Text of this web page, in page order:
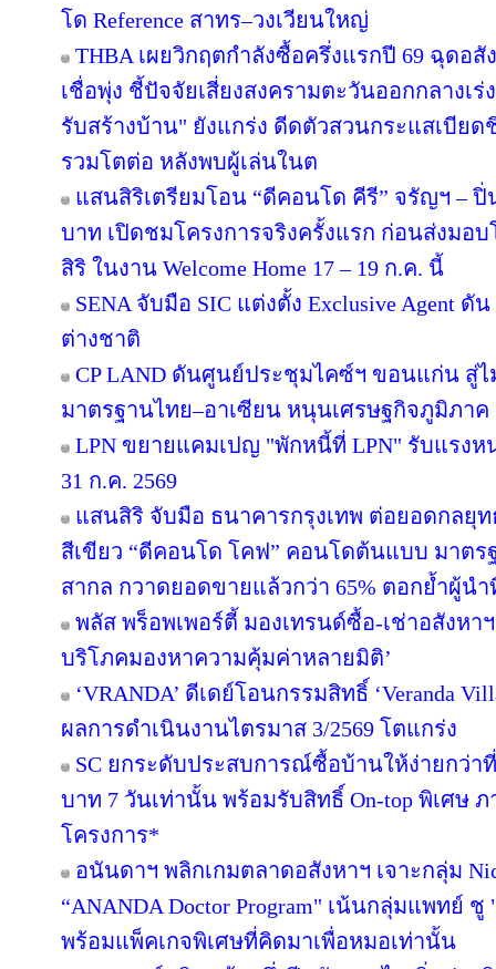
โด Reference สาทร–วงเวียนใหญ่
THBA เผยวิกฤตกำลังซื้อครึ่งแรกปี 69 ฉุดอ
เชื่อพุ่ง ชี้ปัจจัยเสี่ยงสงครามตะวันออกกลางเ
รับสร้างบ้าน" ยังแกร่ง ดีดตัวสวนกระแสเบีย
รวมโตต่อ หลังพบผู้เล่นในต
แสนสิริเตรียมโอน “ดีคอนโด คีรี” จรัญฯ – ปิ่
บาท เปิดชมโครงการจริงครั้งแรก ก่อนส่งม
สิริ ในงาน Welcome Home 17 – 19 ก.ค. นี้
SENA จับมือ SIC แต่งตั้ง Exclusive Agent ดั
ต่างชาติ
CP LAND ดันศูนย์ประชุมไคซ์ฯ ขอนแก่น สู่
มาตรฐานไทย–อาเซียน หนุนเศรษฐกิจภูมิภาค
LPN ขยายแคมเปญ "พักหนี้ที่ LPN" รับแรง
31 ก.ค. 2569
แสนสิริ จับมือ ธนาคารกรุงเทพ ต่อยอดกลยุ
สีเขียว “ดีคอนโด โคฟ” คอนโดต้นแบบ มาต
สากล กวาดยอดขายแล้วกว่า 65% ตอกย้ำผู้น
พลัส พร็อพเพอร์ตี้ มองเทรนด์ซื้อ-เช่าอสังหา
บริโภคมองหาความคุ้มค่าหลายมิติ’
‘VRANDA’ ดีเดย์โอนกรรมสิทธิ์ ‘Veranda
ผลการดำเนินงานไตรมาส 3/2569 โตแกร่ง
SC ยกระดับประสบการณ์ซื้อบ้านให้ง่ายกว่า
บาท 7 วันเท่านั้น พร้อมรับสิทธิ์ On-top พิเศษ ภ
โครงการ*
อนันดาฯ พลิกเกมตลาดอสังหาฯ เจาะกลุ่ม
“ANANDA Doctor Program" เน้นกลุ่มแพทย์
พร้อมแพ็คเกจพิเศษที่คิดมาเพื่อหมอเท่านั้น